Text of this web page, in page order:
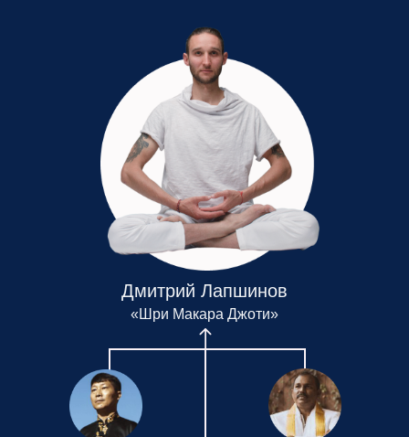
Дмитрий Лапшинов
«Шри Макара Джоти»